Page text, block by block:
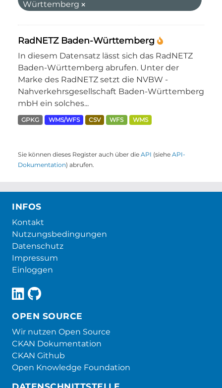
Württemberg
RadNETZ Baden-Württemberg
In diesem Datensatz lässt sich das RadNETZ
Baden-Württemberg abrufen. Unter der
Marke des RadNETZ setzt die NVBW -
Nahverkehrsgesellschaft Baden-Württemberg
mbH ein solches...
GPKG WMS/WFS CSV WFS WMS
Sie können dieses Register auch über die API (siehe API-
Dokumentation) abrufen.
INFOS
Kontakt
Nutzungsbedingungen
Datenschutz
Impressum
Einloggen
OPEN SOURCE
Wir nutzen Open Source
CKAN Dokumentation
CKAN Github
Open Knowledge Foundation